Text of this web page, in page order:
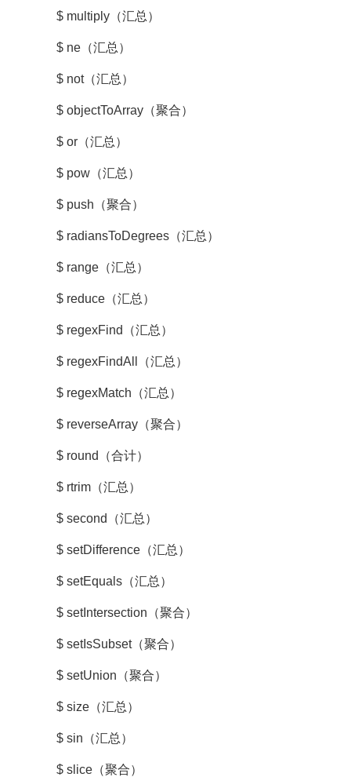
$ multiply（汇总）
$ ne（汇总）
$ not（汇总）
$ objectToArray（聚合）
$ or（汇总）
$ pow（汇总）
$ push（聚合）
$ radiansToDegrees（汇总）
$ range（汇总）
$ reduce（汇总）
$ regexFind（汇总）
$ regexFindAll（汇总）
$ regexMatch（汇总）
$ reverseArray（聚合）
$ round（合计）
$ rtrim（汇总）
$ second（汇总）
$ setDifference（汇总）
$ setEquals（汇总）
$ setIntersection（聚合）
$ setIsSubset（聚合）
$ setUnion（聚合）
$ size（汇总）
$ sin（汇总）
$ slice（聚合）